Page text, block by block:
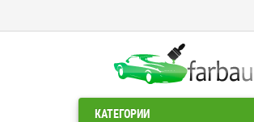
КАТЕГОРИИ